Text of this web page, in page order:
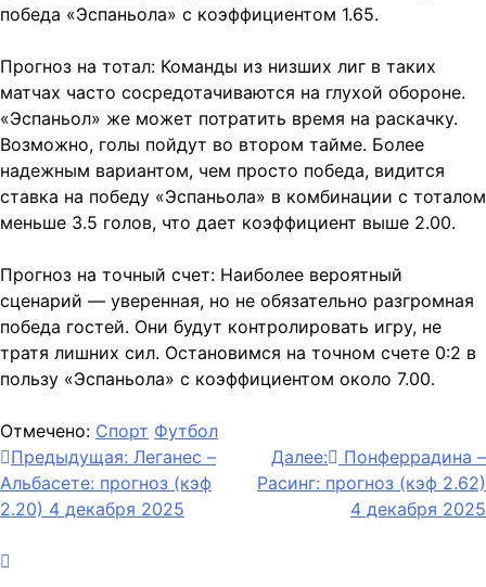
победа «Эспаньола» с коэффициентом 1.65.
Прогноз на тотал: Команды из низших лиг в таких
матчах часто сосредотачиваются на глухой обороне.
«Эспаньол» же может потратить время на раскачку.
Возможно, голы пойдут во втором тайме. Более
надежным вариантом, чем просто победа, видится
ставка на победу «Эспаньола» в комбинации с тоталом
меньше 3.5 голов, что дает коэффициент выше 2.00.
Прогноз на точный счет: Наиболее вероятный
сценарий — уверенная, но не обязательно разгромная
победа гостей. Они будут контролировать игру, не
тратя лишних сил. Остановимся на точном счете 0:2 в
пользу «Эспаньола» с коэффициентом около 7.00.
Отмечено: Спорт Футбол
Навигация
по
Предыдущая: Леганес –
Альбасете: прогноз (кэф
2.20) 4 декабря 2025
Далее:
Понферрадина –
Расинг: прогноз (кэф 2.62)
4 декабря 2025